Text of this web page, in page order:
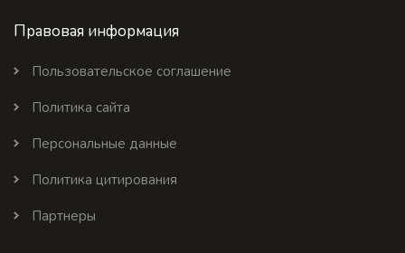
Правовая информация
Пользовательское соглашение
Политика сайта
Персональные данные
Политика цитирования
Партнеры